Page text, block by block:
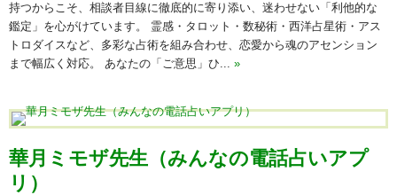
持つからこそ、相談者目線に徹底的に寄り添い、迷わせない「利他的な
鑑定」を心がけています。 霊感・タロット・数秘術・西洋占星術・アス
トロダイスなど、多彩な占術を組み合わせ、恋愛から魂のアセンション
まで幅広く対応。 あなたの「ご意思」ひ... »
華月ミモザ先生（みんなの電話占いアプ
リ）